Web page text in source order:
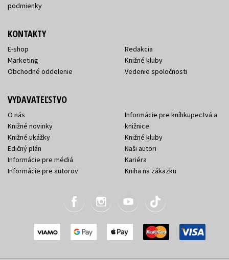
podmienky
KONTAKTY
E-shop
Marketing
Obchodné oddelenie
Redakcia
Knižné kluby
Vedenie spoločnosti
VYDAVATEĽSTVO
O nás
Knižné novinky
Knižné ukážky
Edičný plán
Informácie pre médiá
Informácie pre autorov
Informácie pre kníhkupectvá a
knižnice
Knižné kluby
Naši autori
Kariéra
Kniha na zákazku